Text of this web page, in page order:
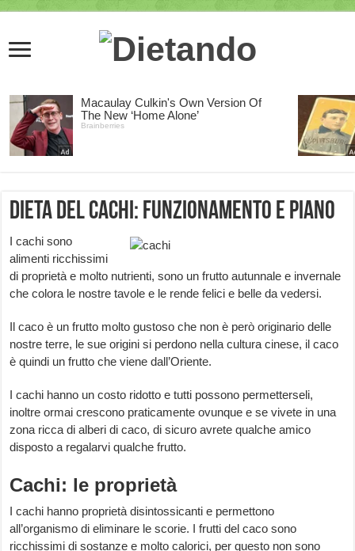
Dieta del cachi: funzionamento e piano
I cachi sono
alimenti ricchissimi
di proprietà e molto nutrienti, sono un frutto autunnale e invernale
che colora le nostre tavole e le rende felici e belle da vedersi.
Il caco è un frutto molto gustoso che non è però originario delle
nostre terre, le sue origini si perdono nella cultura cinese, il caco
è quindi un frutto che viene dall’Oriente.
I cachi hanno un costo ridotto e tutti possono permetterseli,
inoltre ormai crescono praticamente ovunque e se vivete in una
zona ricca di alberi di caco, di sicuro avrete qualche amico
disposto a regalarvi qualche frutto.
Cachi: le proprietà
I cachi hanno proprietà disintossicanti e permettono
all’organismo di eliminare le scorie. I frutti del caco sono
ricchissimi di sostanze e molto calorici, per questo non sono